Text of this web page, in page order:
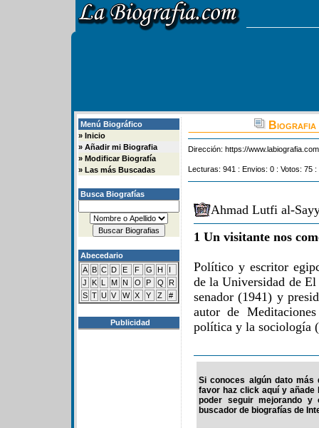
Menú Biográfico
» Inicio
» Añadir mi Biografia
» Modificar Biografía
» Las más Buscadas
Busca Biografías
Abecedario
A B C D E F G H
I
J
K L M N O P Q
R
S T U V W X Y Z #
Publicidad
Biografia
Dirección: https://
Lecturas: 941 : Envios: 0 : Votos: 75
Ahmad Lutfi al-
1 Un visitante nos
Político y escritor
de la Universidad de
senador (1941) y
autor de
política y la sociología
Si conoces algún dato más
favor haz click aquí y
poder seguir mejorando y
buscador de biografías de